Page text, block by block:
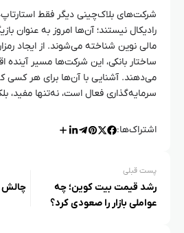
شرکت‌های بلاک‌چینی دیگر فقط
رادیکال نیستند؛ آن‌ها امروز به عنوان
مالی نوین شناخته می‌شوند. از ایجاد
ساختار بانکی، این شرکت‌ها مسیر آینده
می‌دهند. آشنایی با آن‌ها برای هر کسی
سرمایه‌گذاری فعال است، نه‌تنها مفید،
اشتراک‌ها:
پست قبلی
رشد قیمت بیت‌ کوین؛ چه
عواملی بازار را صعودی کرد؟
چالش‌